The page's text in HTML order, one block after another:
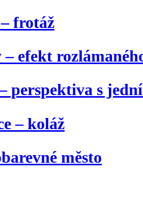
frotáž
– efekt
perspektiva s
– koláž
město